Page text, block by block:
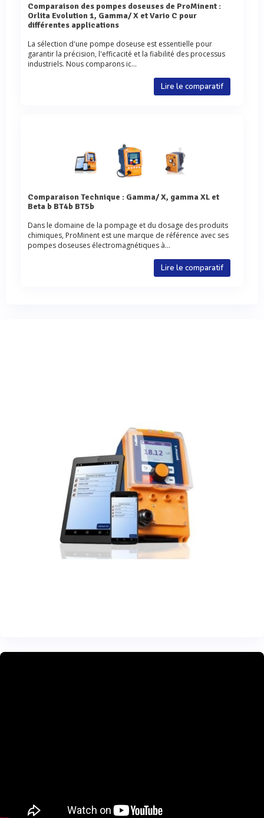
Comparaison des pompes doseuses de ProMinent :
Orlita Evolution 1, Gamma/ X et Vario C pour
différentes applications
La sélection d'une pompe doseuse est essentielle pour
garantir la précision, l'efficacité et la fiabilité des processus
industriels. Nous comparons ic...
Lire le comparatif
Comparaison Technique : Gamma/ X, gamma XL et
Beta b BT4b BT5b
Dans le domaine de la pompage et du dosage des produits
chimiques, ProMinent est une marque de référence avec ses
pompes doseuses électromagnétiques à...
Lire le comparatif